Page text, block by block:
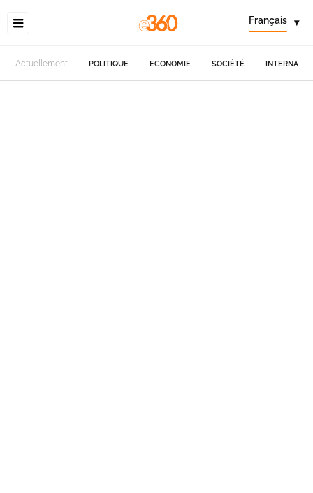
Français ▾
Actuellement POLITIQUE ECONOMIE SOCIÉTÉ